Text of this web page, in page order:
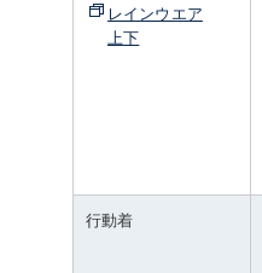
レインウエア
上下
行動着